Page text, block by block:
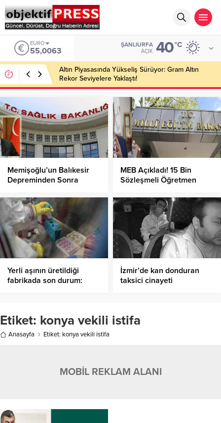
EURO
55,0063
ŞANLIURFA
AÇIK 40°C
Altın Piyasasında Yükseliş Sürüyor: Gram Altın
Rekor Seviyelere Yaklaştı!
Memişoğlu’un Balıkesir
Depreminden Sonra
Açıklaması!
MEB Açıkladı! 15 Bin
Sözleşmeli Öğretmen
Tarihi Belli Oldu!
Yerli aşının üretildiği
fabrikada son durum:
İzmir’de kan donduran
taksici cinayeti
Etiket: konya vekili istifa
Anasayfa Etiket: konya vekili istifa
MOBİL REKLAM ALANI